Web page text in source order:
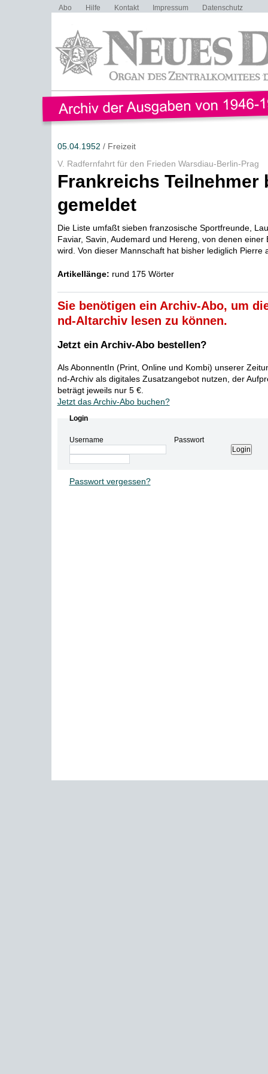
Abo Hilfe Kontakt Impressum Datenschutz
05.04.1952 / Freizeit
V. Radfernfahrt für den Frieden Warsdiau-Berlin-Prag
Frankreichs Teilnehmer
gemeldet
Die Liste umfaßt sieben franzosische Sportfreunde,
Faviar, Savin, Audemard und Hereng, von denen einer
wird. Von dieser Mannschaft hat bisher lediglich Pierre
Artikellänge: rund 175 Wörter
Sie benötigen ein Archiv-Abo, um
nd-Altarchiv lesen zu können.
Jetzt ein Archiv-Abo bestellen?
Als AbonnentIn (Print, Online und Kombi) unserer
nd-Archiv als digitales Zusatzangebot nutzen, der
beträgt jeweils nur 5 €.
Jetzt das Archiv-Abo buchen?
Login
Username Passwort
Passwort vergessen?